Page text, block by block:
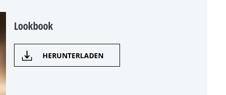
Lookbook
HERUNTERLADEN